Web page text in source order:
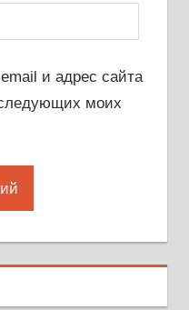
и адрес сайта
моих